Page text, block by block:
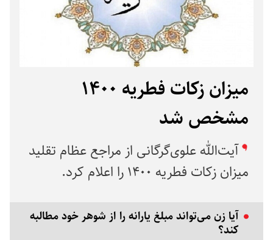
میزان زکات فطریه ۱۴۰۰
مشخص شد
آیت‌الله علوی‌گرگانی از مراجع عظام تقلید
میزان زکات فطریه ۱۴۰۰ را اعلام کرد.
آیا زن می‌تواند مبلغ یارانه را از شوهر خود مطالبه
کند؟